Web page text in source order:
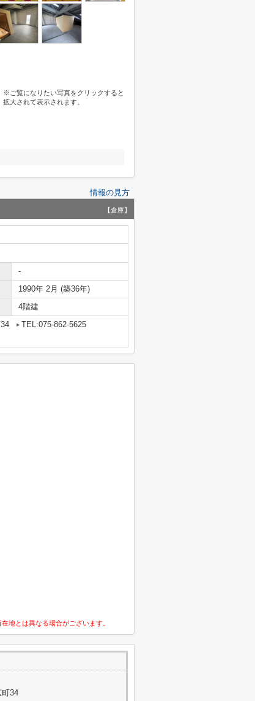
※ご覧になりたい写真をクリックすると
拡大されて表示されます。
情報の見方
【倉庫】
-
1990年 2月 (築36年)
4階建
TEL:075-862-5625
地とは異なる場合がございます。
34